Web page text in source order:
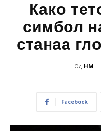
Како
симбол
станаа
Од НМ -
Facebook